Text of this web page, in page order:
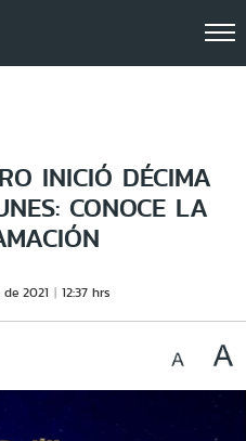
INICIÓ DÉCIMA
CONOCE LA
2021 12:37 hrs